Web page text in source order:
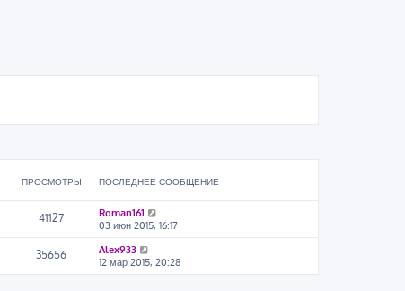
ПРОСМОТРЫ ПОСЛЕДНЕЕ СООБЩЕНИЕ
41127
Roman161
03 июн 2015, 16:17
35656
Alex933
12 мар 2015, 20:28